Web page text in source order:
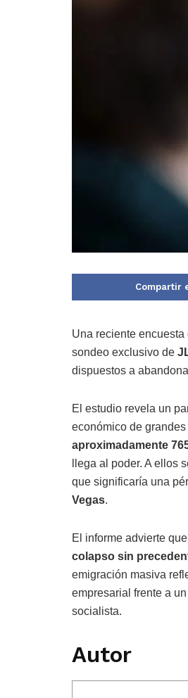
Compartir
Una reciente
sondeo exclusivo de
dispuestos a
El estudio revela un
económico de
aproximadamente
llega al poder. A ellos
que significaría una
Vegas.
El informe advierte
colapso sin
emigración masiva
empresarial frente a
socialista.
Autor